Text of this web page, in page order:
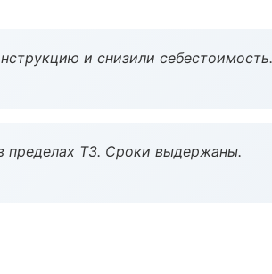
и снизили себестоимость.
пределах ТЗ. Сроки выдержаны.